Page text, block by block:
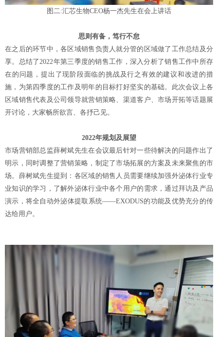
图二:汇芯生物CEO杨一杰先生在会上讲话
思则有备，笃行不怠
在之后的环节中，各区域销售负责人就分管的区域做了工作总结及分
享。总结了2022年第三季度的销售工作，深入分析了销售工作中所存
在的问题，提出了现阶段面临的挑战及行之有效的建议和改进的措
施，为第四季度的工作及明年的目标打好坚实的基础。此次会议上各
区域销售代表及公司领导就营销策略、渠道客户、市场开拓等话题展
开讨论，大家畅所欲言、各抒己见。
2022年规划及展望
市场营销部总监薛树斌先生在会议最后针对一些待解决的问题作出了
明示，同时调整了营销策略，制定了市场拓展的方案及未来聚焦的市
场。薛树斌先生提到：各区域的销售人员需要继续加强外泌体行业专
业知识的学习，了解外泌体行业中各个用户的需求，通过拜访及产品
演示，将全自动外泌体提取系统——EXODUS的功能及优势充分的传
达给用户。